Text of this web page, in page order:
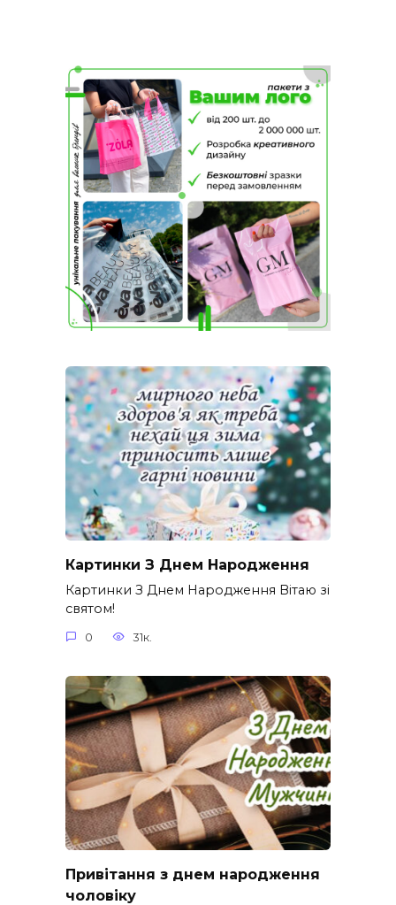
Картинки З Днем Народження
Картинки З Днем Народження Вітаю зі
святом!
0 31к.
Привітання з днем народження
чоловіку